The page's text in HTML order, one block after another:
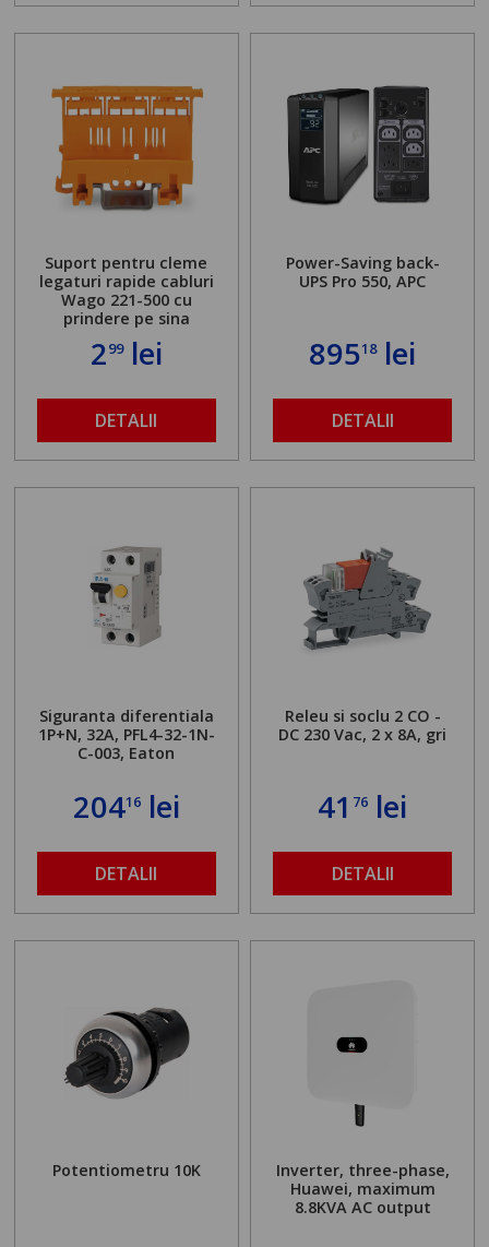
Suport pentru cleme
legaturi rapide cabluri
Wago 221-500 cu
prindere pe sina
299lei
DETALII
Power-Saving back-
UPS Pro 550, APC
89518lei
DETALII
Siguranta diferentiala
1P+N, 32A, PFL4-32-1N-
C-003, Eaton
20416lei
DETALII
Releu si soclu 2 CO -
DC 230 Vac, 2 x 8A, gri
41 76 lei
DETALII
Potentiometru 10K
Inverter, three-phase,
Huawei, maximum
8.8KVA AC output